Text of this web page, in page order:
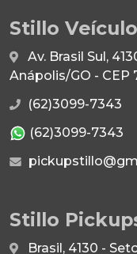
Stillo
Av. Brasil Sul,
Anápolis/GO - CEP
(62)3099-7343
(62)3099-7343
Stillo
Brasil, 4130 -